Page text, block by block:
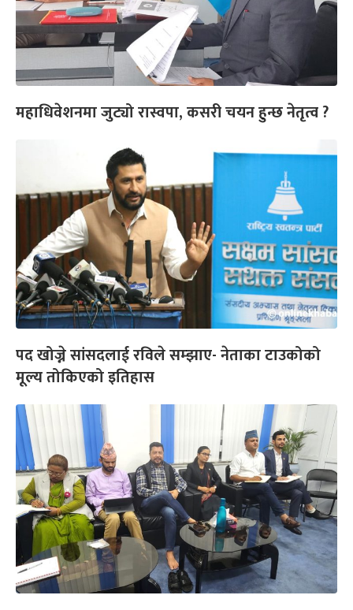
महाधिवेशनमा जुट्यो रास्वपा, कसरी चयन हुन्छ नेतृत्व ?
पद खोज्ने सांसदलाई रविले सम्झाए- नेताका टाउकोको
मूल्य तोकिएको इतिहास